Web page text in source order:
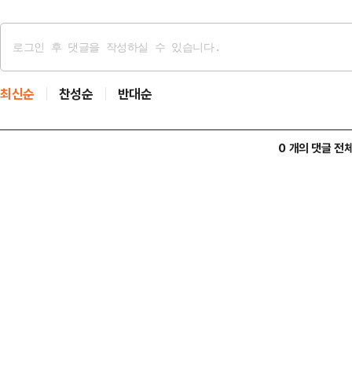
최신순 찬성순 반대순
0 개의 댓글 전